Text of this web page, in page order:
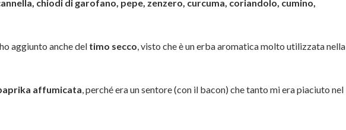
chiodi di garofano, pepe, zenzero, curcuma, coriandolo, cumino,
aggiunto anche del timo secco, visto che è un erba aromatica molto utilizzata nella
affumicata, perché era un sentore (con il bacon) che tanto mi era piaciuto nel